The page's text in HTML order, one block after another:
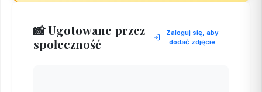
📸 Ugotowane przez
społeczność
Zaloguj się, aby
dodać zdjęcie